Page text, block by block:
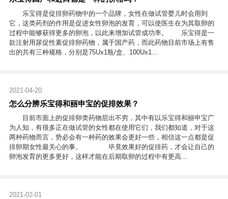
乐宝得是促排卵药物中的一个品牌，女性在做试管婴儿时会用到
它，这类药剂的作用是促进女性卵泡的发育，可以使医生在为其取卵的
过程中能够获得更多的卵泡，以此来增加试管成功率。 乐宝得是一
款注射用尿促性素促排卵药物，属于国产药，而此药物目前市场上有售
出的共有三种规格，分别是75Ux1瓶/盒、100Ux1...
2021-04-20
怎么分辨乐宝得和丽申宝的促排效果？
目前市面上的促排卵类药物层出不穷，其中有以乐宝得和丽申宝广
为人知，有很多正在做试管的女性都在使用它们，我们都知道，对于这
两种药物而言，势必会有一种药的效果会更好一些，相信这一点都是促
排卵期女性最关心的事。 毕竟效果好的促排药，才会让自己的
卵泡发育的更多更好，这样才能在后期取卵的过程中有更高...
2021-02-01